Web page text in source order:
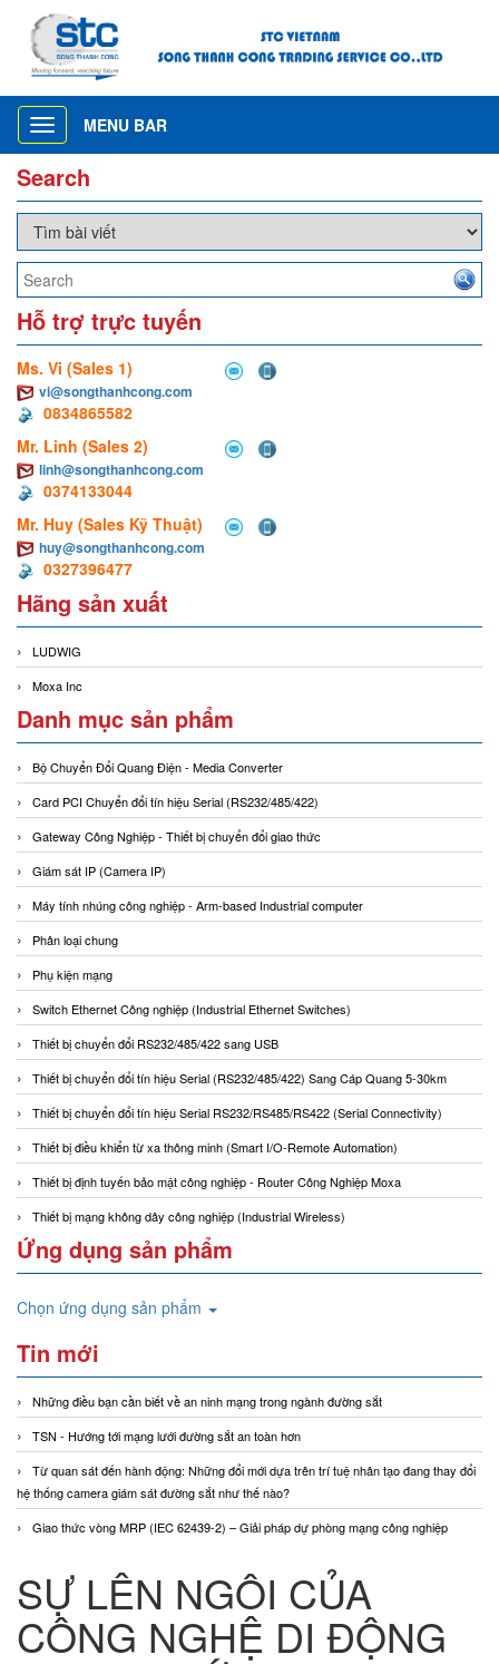
Toggle
navigation
MENU BAR
Search
Hỗ trợ trực tuyến
Ms. Vi (Sales 1)
vi@songthanhcong.com
0834865582
Mr. Linh (Sales 2)
linh@songthanhcong.com
0374133044
Mr. Huy (Sales Kỹ Thuật)
huy@songthanhcong.com
0327396477
Hãng sản xuất
LUDWIG
Moxa Inc
Danh mục sản phẩm
Bộ Chuyển Đổi Quang Điện - Media Converter
Card PCI Chuyển đổi tín hiệu Serial (RS232/485/422)
Gateway Công Nghiệp - Thiết bị chuyển đổi giao thức
Giám sát IP (Camera IP)
Máy tính nhúng công nghiệp - Arm-based Industrial computer
Phân loại chung
Phụ kiện mạng
Switch Ethernet Công nghiệp (Industrial Ethernet Switches)
Thiết bị chuyển đổi RS232/485/422 sang USB
Thiết bị chuyển đổi tín hiệu Serial (RS232/485/422) Sang Cáp Quang 5-30km
Thiết bị chuyển đổi tín hiệu Serial RS232/RS485/RS422 (Serial Connectivity)
Thiết bị điều khiển từ xa thông minh (Smart I/O-Remote Automation)
Thiết bị định tuyến bảo mật công nghiệp - Router Công Nghiệp Moxa
Thiết bị mạng không dây công nghiệp (Industrial Wireless)
Ứng dụng sản phẩm
Chọn ứng dụng sản phẩm
Tin mới
Những điều bạn cần biết về an ninh mạng trong ngành đường sắt
TSN - Hướng tới mạng lưới đường sắt an toàn hơn
Từ quan sát đến hành động: Những đổi mới dựa trên trí tuệ nhân tạo đang thay đổi
hệ thống camera giám sát đường sắt như thế nào?
Giao thức vòng MRP (IEC 62439-2) – Giải pháp dự phòng mạng công nghiệp
SỰ LÊN NGÔI CỦA
CÔNG NGHỆ DI ĐỘNG